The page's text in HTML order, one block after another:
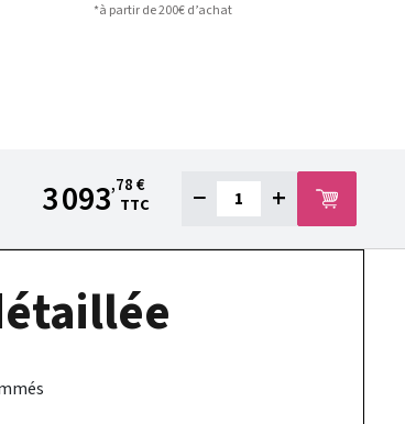
*à partir de 200€ d’achat
3 093,78 €
TTC
− +